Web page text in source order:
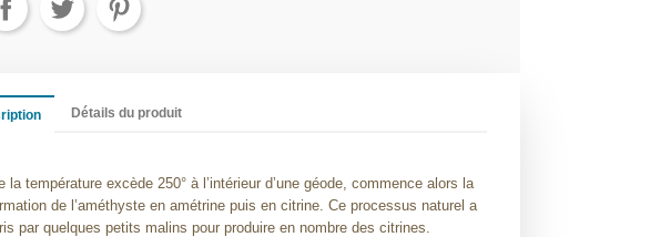
Détails du produit
la température excède 250° à l’intérieur d’une géode, commence alors la
de l’améthyste en amétrine puis en citrine. Ce processus naturel a
par quelques petits malins pour produire en nombre des citrines.